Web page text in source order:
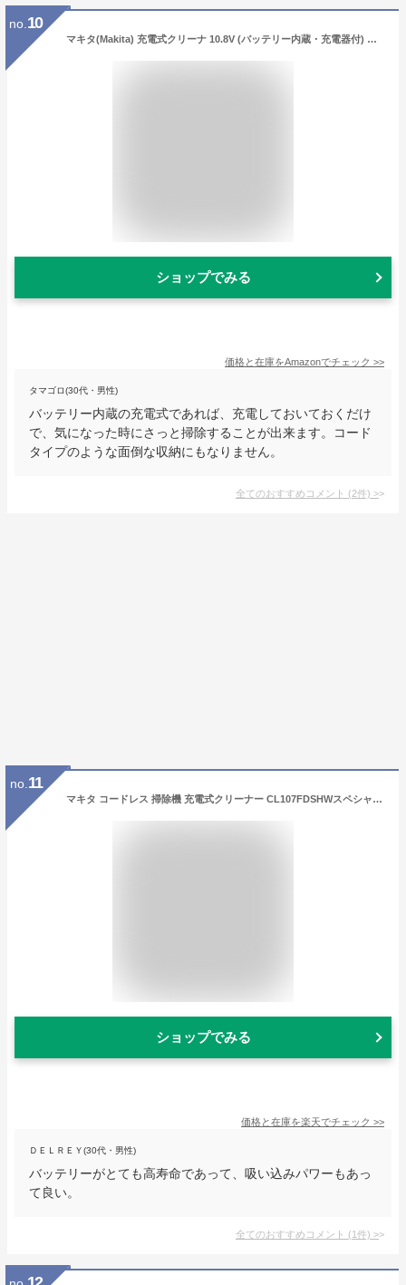
no. 10
マキタ(Makita) 充電式クリーナ 10.8V (バッテリー内蔵・充電器付) アイボリー CL105DWI
ショップでみる
価格と在庫をAmazonでチェック >>
タマゴロ(30代・男性)
バッテリー内蔵の充電式であれば、充電しておいておくだけ
で、気になった時にさっと掃除することが出来ます。コード
タイプのような面倒な収納にもなりません。
全てのおすすめコメント (2件) >
no. 11
マキタ コードレス 掃除機 充電式クリーナー CL107FDSHWスペシャルセット【送料無料】沖縄・北海道は別途1.080円いただきます！ 【楽ギフ_包装】 【楽ギフ_のし宛書】
ショップでみる
価格と在庫を楽天でチェック >>
ＤＥＬＲＥＹ(30代・男性)
バッテリーがとても高寿命であって、吸い込みパワーもあっ
て良い。
全てのおすすめコメント (1件) >